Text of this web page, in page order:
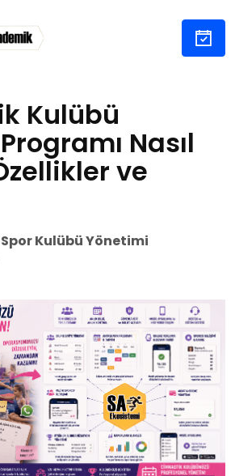
Kulübü
Nasıl
ve
Spor Kulübü Yönetimi